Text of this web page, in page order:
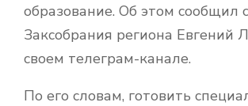
образование. Об этом сообщил
Заксобрания региона Евгений
своем телеграм-канале.
По его словам, готовить